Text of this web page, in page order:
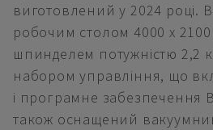
виготовлений у 2024 році.
робочим столом 4000 x
шпинделем потужністю 2,2
набором управління, що
і програмне забезпечення
також оснащений